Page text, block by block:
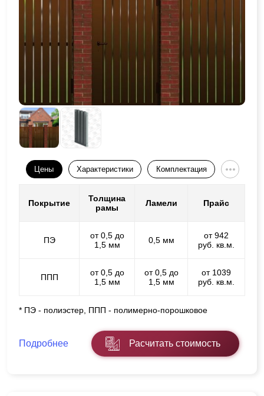
Цены Характеристики Комплектация
Покрытие
Толщина
рамы
Ламели Прайс
ПЭ
от 0,5 до
1,5 мм
0,5 мм
от 942
руб. кв.м.
ППП
от 0,5 до
1,5 мм
от 0,5 до
1,5 мм
от 1039
руб. кв.м.
* ПЭ - полиэстер, ППП - полимерно-порошковое
Подробнее Расчитать стоимость